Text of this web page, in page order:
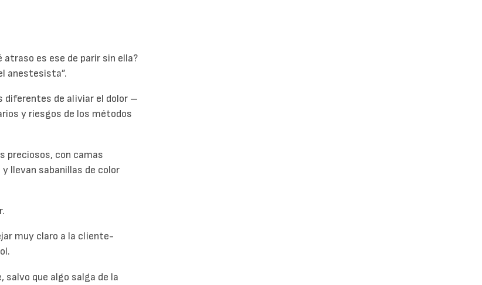
atraso es ese de parir sin ella?
anestesista”.
diferentes de aliviar el dolor –
y riesgos de los métodos
preciosos, con camas
llevan sabanillas de color
muy claro a la cliente-
que algo salga de la